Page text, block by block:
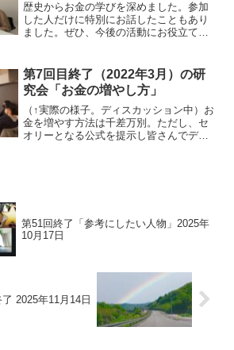
歴史からお金の学びを深めました。参加
した人だけに特別にお話したこともあり
ました。ぜひ、今後の活動にお役立てく
第7回目終了（2022年3月）の研
究会「お金の増やし方」
（↑実際の様子。ディスカッション中）お
金を増やす方法は千差万別。ただし、セ
オリーとなる公式を提示し皆さんでディ
第51回終了「参考にしたい人物」2025年
10月17日
2025年11月14日